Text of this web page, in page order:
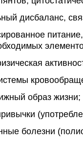
дисбаланс,
образ жизни;
болезни